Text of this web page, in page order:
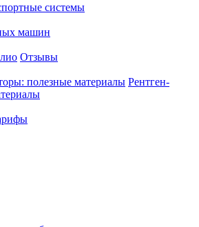
системы
машин
Отзывы
полезные материалы Рентген-